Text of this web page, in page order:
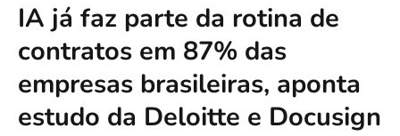
IA já faz parte da rotina de
contratos em 87% das
empresas brasileiras, aponta
estudo da Deloitte e Docusign